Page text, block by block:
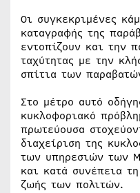
Οι συγκεκριμένες
καταγραφής της
εντοπίζουν και την
ταχύτητας με την
σπίτια των
Στο μέτρο αυτό
κυκλοφοριακό
πρωτεύουσα
διαχείριση της
των υπηρεσιών των
και κατά συνέπεια
ζωής των πολιτών.